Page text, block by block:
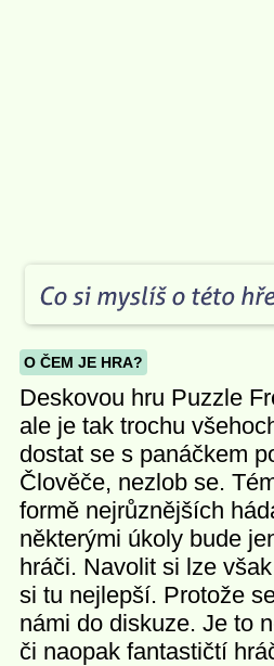
O ČEM JE HRA?
Deskovou hru Puzzle
ale je tak trochu
dostat se s panáčkem
Člověče, nezlob se.
formě nejrůznějších
některými úkoly bude
hráči. Navolit si lze
si tu nejlepší. Protože
námi do diskuze. Je to
či naopak fantastičtí